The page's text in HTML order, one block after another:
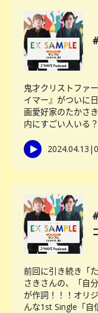
鬼才クリストファ
イマー』がついに
画愛好家のたかさ
内にすごい人いる
2024.04.13 |
前回に引き続き「
さきさんの、「自
が作詞！！！オリ
んな1st Single「自